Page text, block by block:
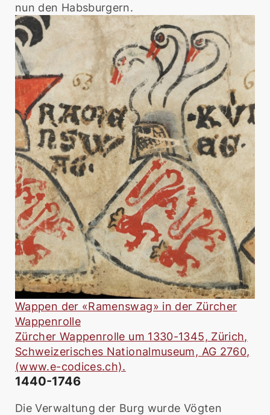
nun den Habsburgern.
Wappen der «Ramenswag» in der Zürcher
Wappenrolle
Zürcher Wappenrolle um 1330-1345, Zürich,
Schweizerisches Nationalmuseum, AG 2760,
(www.e-codices.ch).
1440-1746
Die Verwaltung der Burg wurde Vögten